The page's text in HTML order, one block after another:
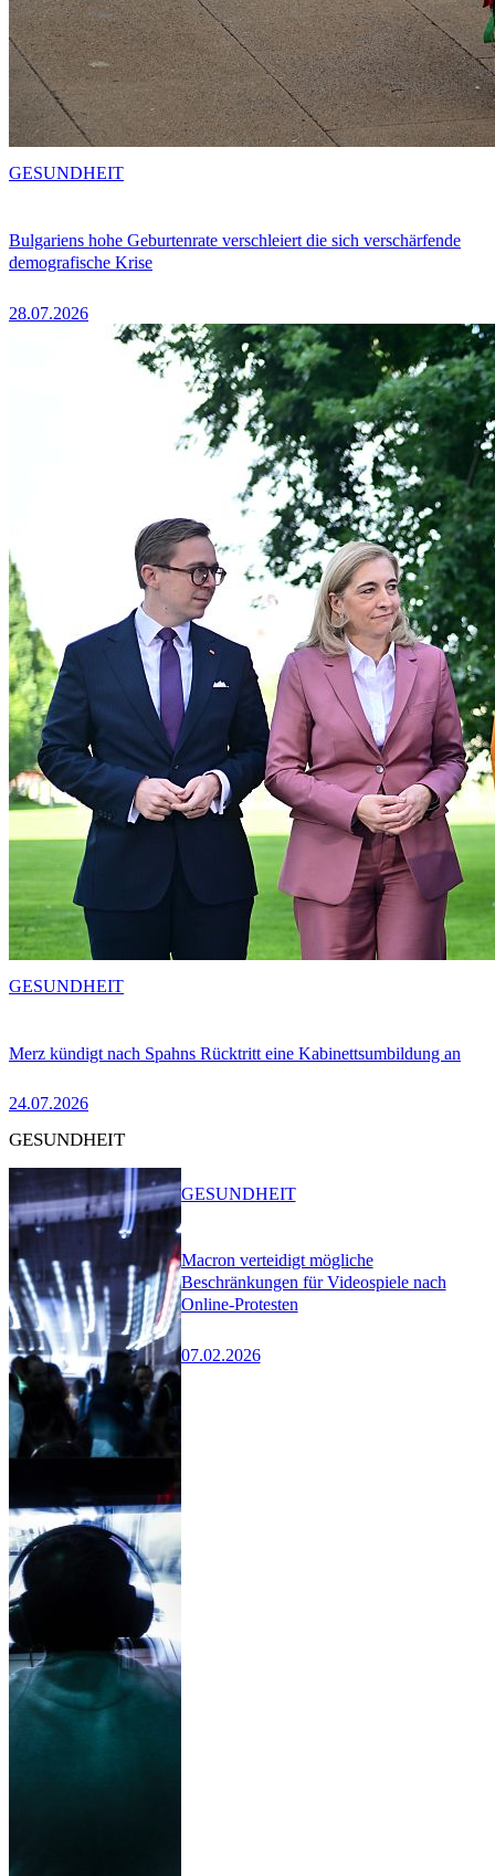
Bulgariens hohe Geburtenrate verschleiert die sich verschärfende
demografische Krise
28.07.2026
GESUNDHEIT
Merz kündigt nach Spahns Rücktritt eine Kabinettsumbildung an
24.07.2026
GESUNDHEIT
GESUNDHEIT
Macron verteidigt mögliche
Beschränkungen für Videospiele nach
Online-Protesten
07.02.2026
GESUNDHEIT